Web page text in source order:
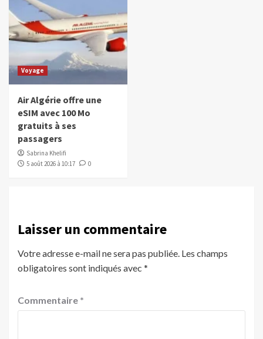
Voyage
Air Algérie offre une
eSIM avec 100 Mo
gratuits à ses
passagers
Sabrina Khelifi
5 août 2026 à 10:17
0
Laisser un commentaire
Votre adresse e-mail ne sera pas publiée. Les champs
obligatoires sont indiqués avec *
Commentaire *